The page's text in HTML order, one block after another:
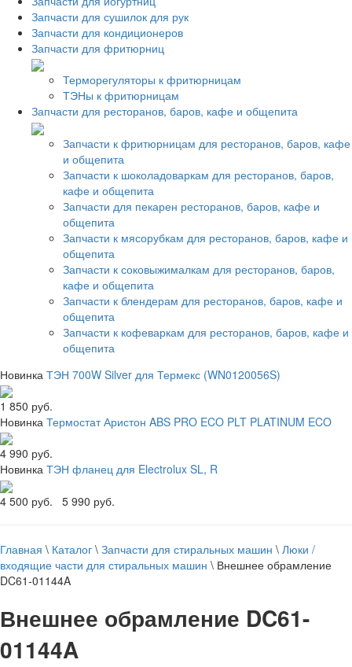
Запчасти для сушилок для рук
Запчасти для кондиционеров
Запчасти для фритюрниц
Терморегуляторы к фритюрницам
ТЭНы к фритюрницам
Запчасти для ресторанов, баров, кафе и общепита
Запчасти к фритюрницам для ресторанов, баров, кафе
и общепита
Запчасти к шоколадоваркам для ресторанов, баров,
кафе и общепита
Запчасти для пекарен ресторанов, баров, кафе и
общепита
Запчасти к мясорубкам для ресторанов, баров, кафе и
общепита
Запчасти к соковыжималкам для ресторанов, баров,
кафе и общепита
Запчасти к блендерам для ресторанов, баров, кафе и
общепита
Запчасти к кофеваркам для ресторанов, баров, кафе и
общепита
Новинка ТЭН 700W Silver для Термекс (WN0120056S)
1 850 руб.
Новинка Термостат Аристон ABS PRO ECO PLT PLATINUM ECO
4 990 руб.
Новинка ТЭН фланец для Electrolux SL, R
4 500 руб. 5 990 руб.
Главная \ Каталог \ Запчасти для стиральных машин \ Люки /
входящие части для стиральных машин \ Внешнее обрамление
DC61-01144A
Внешнее обрамление DC61-
01144A